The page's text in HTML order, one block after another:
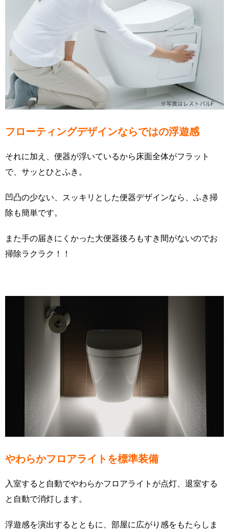
フローティングデザインならではの浮遊感
それに加え、便器が浮いているから床面全体がフラット
で、サッとひとふき。
凹凸の少ない、スッキリとした便器デザインなら、ふき掃
除も簡単です。
また手の届きにくかった大便器後ろもすき間がないのでお
掃除ラクラク！！
やわらかフロアライトを標準装備
入室すると自動でやわらかフロアライトが点灯、退室する
と自動で消灯します。
浮遊感を演出するとともに、部屋に広がり感をもたらしま